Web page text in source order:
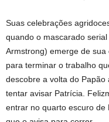
Suas celebrações
quando o mascarado
Armstrong) emerge de
para terminar o trabalho
descobre a volta do
tentar avisar Patrícia.
entrar no quarto escuro de